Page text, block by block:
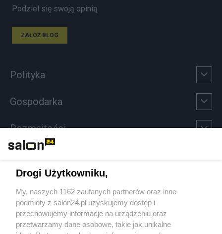
Podziel się swoją opinią
ZAŁÓŻ BLOG
Polityka
Gospodarka
Rozmaitości
Sport
Społeczeństwo
Drogi Użytkowniku,
My, naszych 1162 zaufanych partnerów oraz inne
podmioty z salon24.pl uzyskujemy dostęp i
przechowujemy informacje na urządzeniu oraz
przetwarzamy dane osobowe, takie jak unikalne